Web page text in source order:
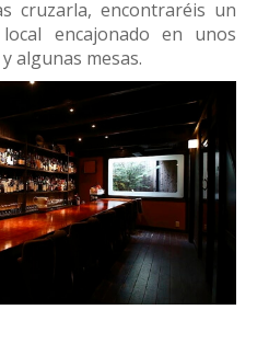
cruzarla, encontraréis un
encajonado en unos
algunas mesas.